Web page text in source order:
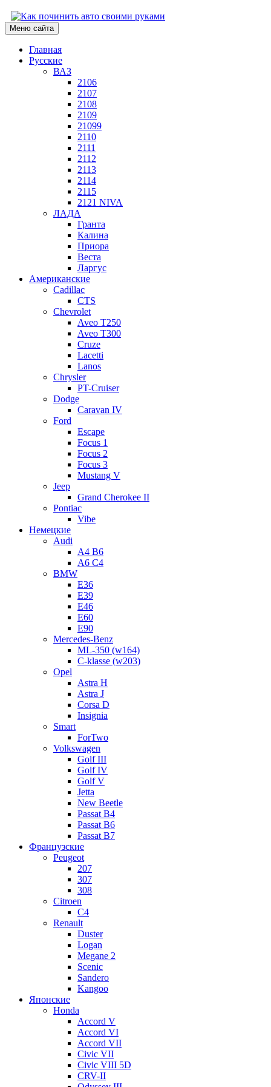
Меню сайта
Главная
Русские
ВАЗ
2106
2107
2108
2109
21099
2110
2111
2112
2113
2114
2115
2121 NIVA
ЛАДА
Гранта
Калина
Приора
Веста
Ларгус
Американские
Cadillac
CTS
Chevrolet
Aveo Т250
Aveo T300
Cruze
Lacetti
Lanos
Chrysler
PT-Cruiser
Dodge
Caravan IV
Ford
Escape
Focus 1
Focus 2
Focus 3
Mustang V
Jeep
Grand Cherokee II
Pontiac
Vibe
Немецкие
Audi
A4 B6
A6 C4
BMW
E36
E39
E46
E60
E90
Mercedes-Benz
ML-350 (w164)
C-klasse (w203)
Opel
Astra H
Astra J
Corsa D
Insignia
Smart
ForTwo
Volkswagen
Golf III
Golf IV
Golf V
Jetta
New Beetle
Passat B4
Passat B6
Passat B7
Французские
Peugeot
207
307
308
Citroen
C4
Renault
Duster
Logan
Megane 2
Scenic
Sandero
Kangoo
Японские
Honda
Accord V
Accord VI
Accord VII
Civic VII
Civic VIII 5D
CRV-II